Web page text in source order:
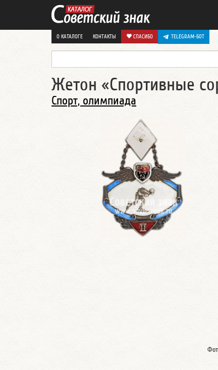
О КАТАЛОГЕ КОНТАКТЫ СПАСИБО TELEGRAM-БОТ
Жетон «Спортивные
Спорт, олимпиада